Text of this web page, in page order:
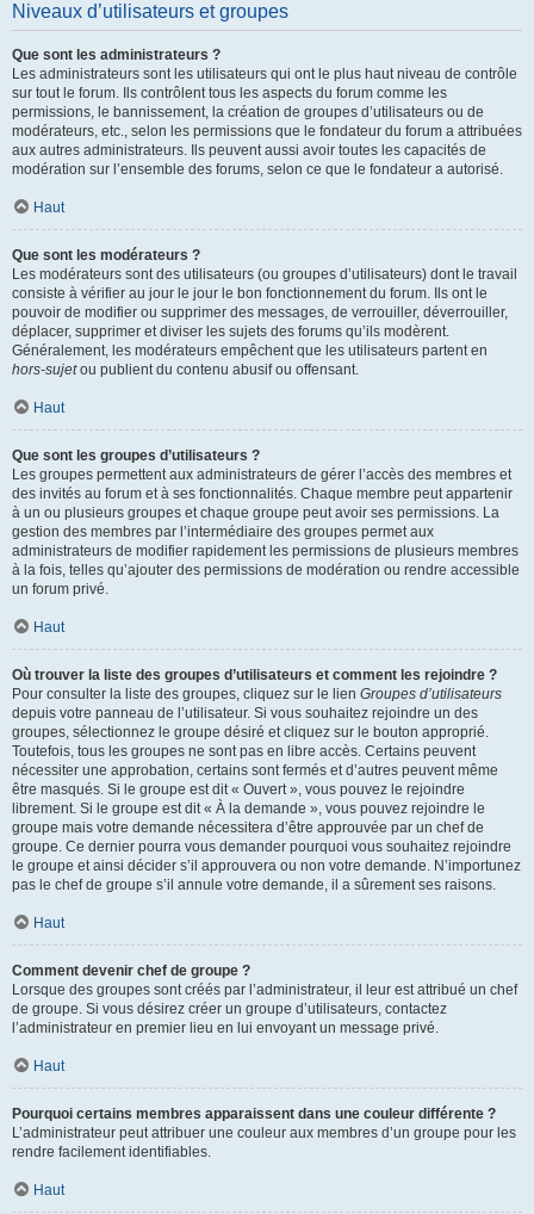
Niveaux d’utilisateurs et groupes
Que sont les administrateurs ?
Les administrateurs sont les utilisateurs qui ont le plus haut niveau de contrôle
sur tout le forum. Ils contrôlent tous les aspects du forum comme les
permissions, le bannissement, la création de groupes d’utilisateurs ou de
modérateurs, etc., selon les permissions que le fondateur du forum a attribuées
aux autres administrateurs. Ils peuvent aussi avoir toutes les capacités de
modération sur l’ensemble des forums, selon ce que le fondateur a autorisé.
Haut
Que sont les modérateurs ?
Les modérateurs sont des utilisateurs (ou groupes d’utilisateurs) dont le travail
consiste à vérifier au jour le jour le bon fonctionnement du forum. Ils ont le
pouvoir de modifier ou supprimer des messages, de verrouiller, déverrouiller,
déplacer, supprimer et diviser les sujets des forums qu’ils modèrent.
Généralement, les modérateurs empêchent que les utilisateurs partent en
hors-sujetou publient du contenu abusif ou offensant.
Haut
Que sont les groupes d’utilisateurs ?
Les groupes permettent aux administrateurs de gérer l’accès des membres et
des invités au forum et à ses fonctionnalités. Chaque membre peut appartenir
à un ou plusieurs groupes et chaque groupe peut avoir ses permissions. La
gestion des membres par l’intermédiaire des groupes permet aux
administrateurs de modifier rapidement les permissions de plusieurs membres
à la fois, telles qu’ajouter des permissions de modération ou rendre accessible
un forum privé.
Haut
Où trouver la liste des groupes d’utilisateurs et comment les rejoindre ?
Pour consulter la liste des groupes, cliquez sur le lien Groupes d’utilisateurs
depuis votre panneau de l’utilisateur. Si vous souhaitez rejoindre un des
groupes, sélectionnez le groupe désiré et cliquez sur le bouton approprié.
Toutefois, tous les groupes ne sont pas en libre accès. Certains peuvent
nécessiter une approbation, certains sont fermés et d’autres peuvent même
être masqués. Si le groupe est dit « Ouvert », vous pouvez le rejoindre
librement. Si le groupe est dit « À la demande », vous pouvez rejoindre le
groupe mais votre demande nécessitera d’être approuvée par un chef de
groupe. Ce dernier pourra vous demander pourquoi vous souhaitez rejoindre
le groupe et ainsi décider s’il approuvera ou non votre demande. N’importunez
pas le chef de groupe s’il annule votre demande, il a sûrement ses raisons.
Haut
Comment devenir chef de groupe ?
Lorsque des groupes sont créés par l’administrateur, il leur est attribué un chef
de groupe. Si vous désirez créer un groupe d’utilisateurs, contactez
l’administrateur en premier lieu en lui envoyant un message privé.
Haut
Pourquoi certains membres apparaissent dans une couleur différente ?
L’administrateur peut attribuer une couleur aux membres d’un groupe pour les
rendre facilement identifiables.
Haut